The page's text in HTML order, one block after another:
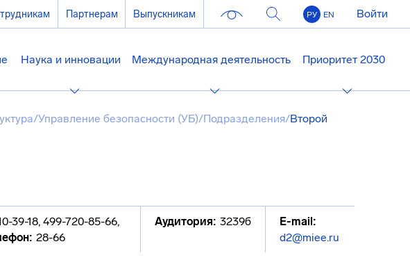
Партнерам Выпускникам РУ EN Войти
Наука и инновации Международная деятельность Приоритет 2030
/Управление безопасности (УБ)/Подразделения/Второй
39-18, 499-720-85-66,
28-66
Аудитория: 3239б
E-mail:
d2@miee.ru